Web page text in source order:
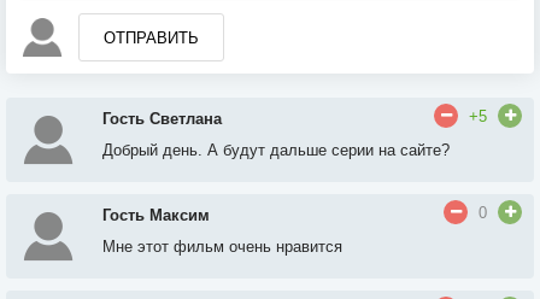
ОТПРАВИТЬ
Гость Светлана
+5
Добрый день. А будут дальше серии на сайте?
Гость Максим
0
Мне этот фильм очень нравится